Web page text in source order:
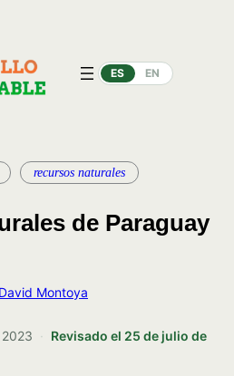
ES EN
recursos naturales
de Paraguay
Montoya
· Revisado el 25 de julio de